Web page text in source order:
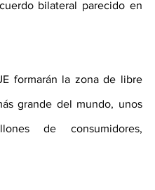
bilateral parecido en
formarán la zona de libre
grande del mundo, unos
de consumidores,